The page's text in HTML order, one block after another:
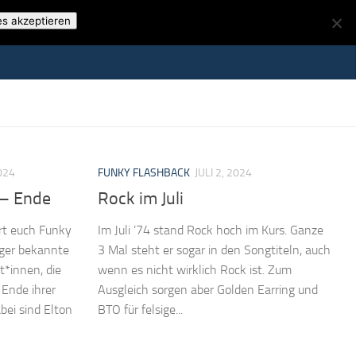
Ende
euch Funky
bekannte
die
ihrer
sind Elton
FUNKY FLASHBACK JULI 2, 2024
Rock im Juli
Im Juli ’74 stand Rock hoch im Kurs. Ganze
3 Mal steht er sogar in den Songtiteln, auch
wenn es nicht wirklich Rock ist. Zum
Ausgleich sorgen aber Golden Earring und
BTO für felsige...
akzeptieren